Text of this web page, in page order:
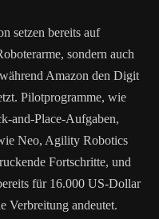
setzen bereits auf
sondern auch
Amazon den Digit
Pilotprogramme, wie
and-Place-Aufgaben,
Neo, Agility Robotics
Fortschritte, und
für 16.000 US-Dollar
Verbreitung andeutet.